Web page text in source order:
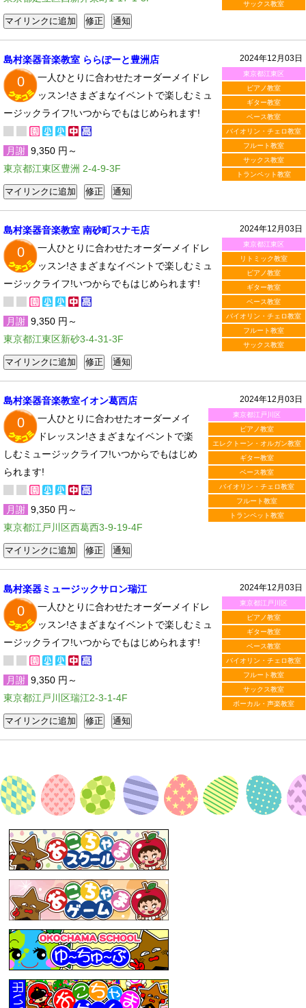
サックス教室
2024年12月03日
東京都江東区
ピアノ教室
ギター教室
ベース教室
バイオリン・チェロ教室
フルート教室
サックス教室
トランペット教室
島村楽器音楽教室 ららぽーと豊洲店
0
一人ひとりに合わせたオーダーメイドレ
ッスン!さまざまなイベントで楽しむミュ
ージックライフ!いつからでもはじめられます!
月謝 9,350 円～
東京都江東区豊洲 2-4-9-3F
2024年12月03日
東京都江東区
リトミック教室
ピアノ教室
ギター教室
ベース教室
バイオリン・チェロ教室
フルート教室
サックス教室
島村楽器音楽教室 南砂町スナモ店
0
一人ひとりに合わせたオーダーメイドレ
ッスン!さまざまなイベントで楽しむミュ
ージックライフ!いつからでもはじめられます!
月謝 9,350 円～
東京都江東区新砂3-4-31-3F
2024年12月03日
東京都江戸川区
ピアノ教室
エレクトーン・オルガン教室
ギター教室
ベース教室
バイオリン・チェロ教室
フルート教室
トランペット教室
島村楽器音楽教室イオン葛西店
0
一人ひとりに合わせたオーダーメイ
ドレッスン!さまざまなイベントで楽
しむミュージックライフ!いつからでもはじめ
られます!
月謝 9,350 円～
東京都江戸川区西葛西3-9-19-4F
2024年12月03日
東京都江戸川区
ピアノ教室
ギター教室
ベース教室
バイオリン・チェロ教室
フルート教室
サックス教室
ボーカル・声楽教室
島村楽器ミュージックサロン瑞江
0
一人ひとりに合わせたオーダーメイドレ
ッスン!さまざまなイベントで楽しむミュ
ージックライフ!いつからでもはじめられます!
月謝 9,350 円～
東京都江戸川区瑞江2-3-1-4F